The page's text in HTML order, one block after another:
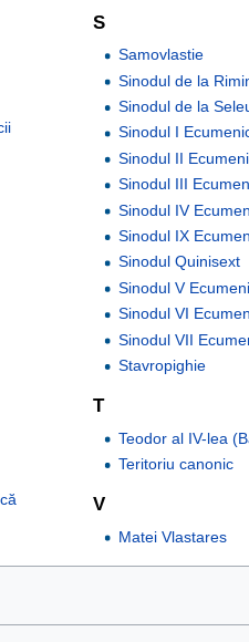
S
Samovlastie
Sinodul de la
Sinodul de la
Sinodul I
Sinodul II
Sinodul III
Sinodul IV
Sinodul IX
Sinodul Quinisext
Sinodul V
Sinodul VI
Sinodul VII
Stavropighie
T
Teodor al IV-lea
Teritoriu canonic
V
Matei Vlastares